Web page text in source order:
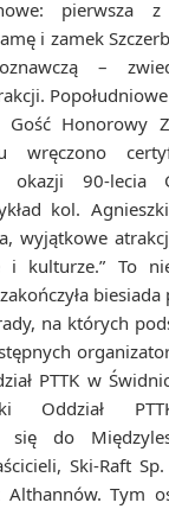
pierwsza
i zamek
–
Gość Honorowy
wręczono
okazji 90-lecia
kol.
wyjątkowe
i kulturze.” To
na których
PTTK w
Oddział
się do
Ski-Raft
Althannów. Tym